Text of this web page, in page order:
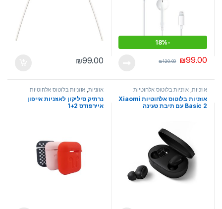
-
18%
₪99.00
₪120.00
₪99.00
אוזניות אוזניות בלוטוס אלחוטיות
אוזניות בלוטוס אלחוטיות Xiaomi
Basic 2 עם תיבת טעינה
אוזניות אוזניות בלוטוס אלחוטיות
נרתיק סיליקון לאוזניות אייפון
איירפודס 1+2